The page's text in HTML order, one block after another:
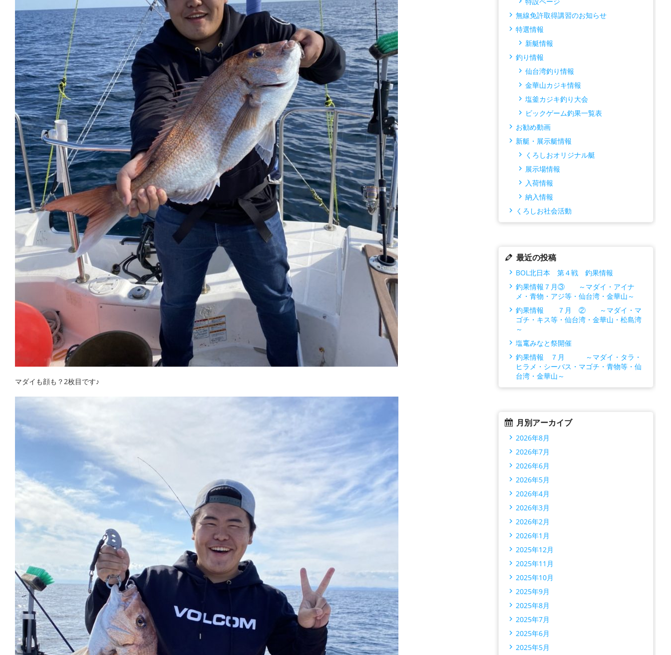
マダイも顔も？2枚目です♪
無線免許取得講習のお知らせ
特選情報
新艇情報
釣り情報
仙台湾釣り情報
金華山カジキ情報
塩釜カジキ釣り大会
ビックゲーム釣果一覧表
お勧め動画
新艇・展示艇情報
くろしおオリジナル艇
展示場情報
入荷情報
納入情報
くろしお社会活動
最近の投稿
BOL北日本 第４戦 釣果情報
釣果情報７月③ ～マダイ・アイナ
メ・青物・アジ等・仙台湾・金華山～
釣果情報 ７月 ② ～マダイ・マ
ゴチ・キス等・仙台湾・金華山・松島湾
～
塩竃みなと祭開催
釣果情報 ７月 ～マダイ・タラ・
ヒラメ・シーバス・マゴチ・青物等・仙
台湾・金華山～
月別アーカイブ
2026年8月
2026年7月
2026年6月
2026年5月
2026年4月
2026年3月
2026年2月
2026年1月
2025年12月
2025年11月
2025年10月
2025年9月
2025年8月
2025年7月
2025年6月
2025年5月